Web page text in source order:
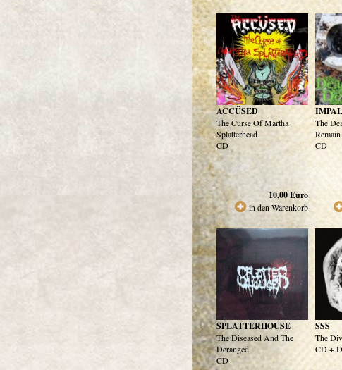
ACCÜSED
The Curse Of Martha
Splatterhead
CD
10,00Euro
in den Warenkorb
The
Remain
CD
SPLATTERHOUSE
The Diseased And The
Deranged
CD
SSS
The
CD +